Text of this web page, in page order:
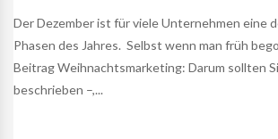
Der Dezember ist für viele Unternehmen eine
Phasen des Jahres. Selbst wenn man früh
Beitrag Weihnachtsmarketing: Darum sollten
beschrieben –,...